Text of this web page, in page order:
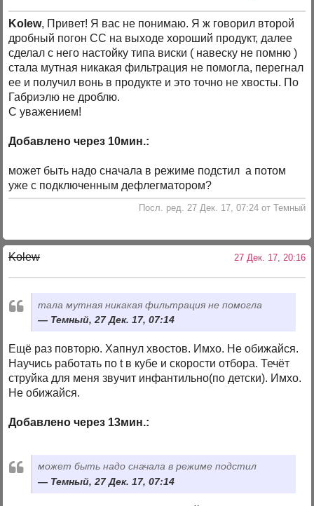
Kolew, Привет! Я вас не понимаю. Я ж говорил второй
дробный погон СС на выходе хороший продукт, далее
сделал с него настойку типа виски ( навеску не помню )
стала мутная никакая фильтрация не помогла, перегнал
ее и получил вонь в продукте и это точно не хвосты. По
Габриэлю не дроблю.
С уважением!
Добавлено через 10мин.:
может быть надо сначала в режиме подстил а потом
уже с подключенным дефлегматором?
Посл. ред. 27 Дек. 17, 07:24 от Темный
Kolew 27 Дек. 17, 20:16
тала мутная никакая фильтрация не помогла
Темный, 27 Дек. 17, 07:14
Ещё раз повторю. Хапнул хвостов. Имхо. Не обижайся.
Научись работать по t в кубе и скорости отбора. Течёт
струйка для меня звучит инфантильно(по детски). Имхо.
Не обижайся.
Добавлено через 13мин.:
может быть надо сначала в режиме подстил
Темный, 27 Дек. 17, 07:14